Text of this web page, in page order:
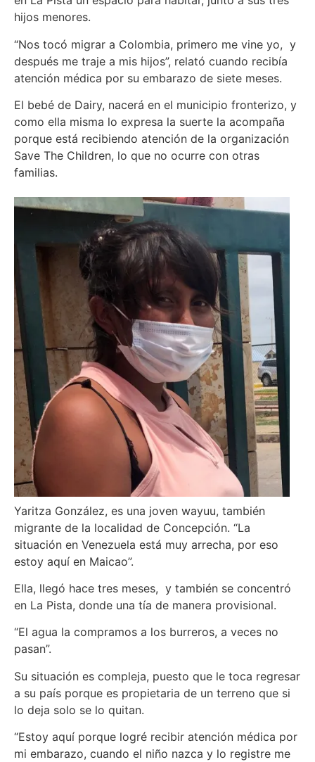
hijos menores.
“Nos tocó migrar a Colombia, primero me vine yo, y
después me traje a mis hijos”, relató cuando recibía
atención médica por su embarazo de siete meses.
El bebé de Dairy, nacerá en el municipio fronterizo, y
como ella misma lo expresa la suerte la acompaña
porque está recibiendo atención de la organización
Save The Children, lo que no ocurre con otras
familias.
Yaritza González, es una joven wayuu, también
migrante de la localidad de Concepción. “La
situación en Venezuela está muy arrecha, por eso
estoy aquí en Maicao”.
Ella, llegó hace tres meses, y también se concentró
en La Pista, donde una tía de manera provisional.
“El agua la compramos a los burreros, a veces no
pasan”.
Su situación es compleja, puesto que le toca regresar
a su país porque es propietaria de un terreno que si
lo deja solo se lo quitan.
“Estoy aquí porque logré recibir atención médica por
mi embarazo, cuando el niño nazca y lo registre me